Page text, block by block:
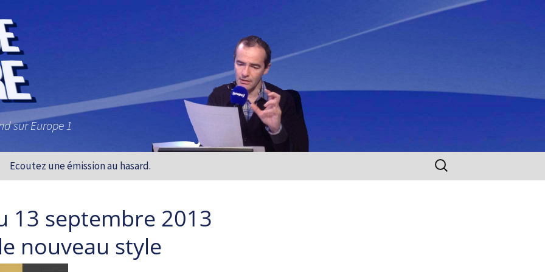
sur Europe 1
Ecoutez une émission au hasard. Rechercher :
13 septembre 2013
nouveau style